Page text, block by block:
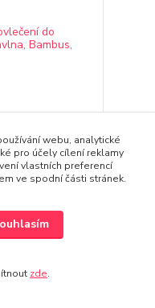
do postýlky
webu, analytické
pro účely cílení reklamy
vlastních preferencí
ve spodní části stránek.
zde.